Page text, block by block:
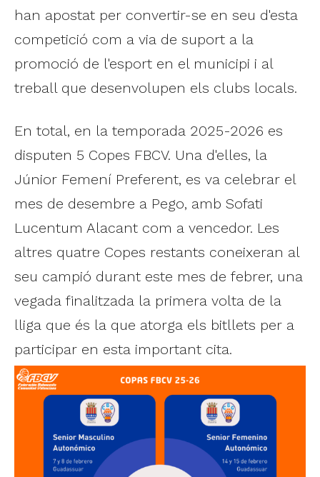
han apostat per convertir-se en seu d'esta
competició com a via de suport a la
promoció de l'esport en el municipi i al
treball que desenvolupen els clubs locals.
En total, en la temporada 2025-2026 es
disputen 5 Copes FBCV. Una d'elles, la
Júnior Femení Preferent, es va celebrar el
mes de desembre a Pego, amb Sofati
Lucentum Alacant com a vencedor. Les
altres quatre Copes restants coneixeran al
seu campió durant este mes de febrer, una
vegada finalitzada la primera volta de la
lliga que és la que atorga els bitllets per a
participar en esta important cita.